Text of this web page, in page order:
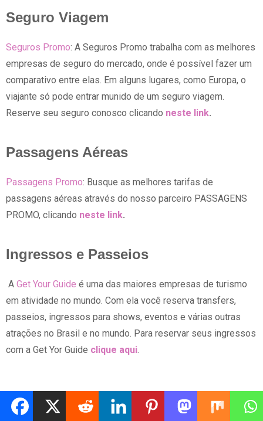
Seguro Viagem
Seguros Promo: A Seguros Promo trabalha com as melhores
empresas de seguro do mercado, onde é possível fazer um
comparativo entre elas. Em alguns lugares, como Europa, o
viajante só pode entrar munido de um seguro viagem.
Reserve seu seguro conosco clicando neste link.
Passagens Aéreas
Passagens Promo: Busque as melhores tarifas de
passagens aéreas através do nosso parceiro PASSAGENS
PROMO, clicando neste link.
Ingressos e Passeios
A Get Your Guide é uma das maiores empresas de turismo
em atividade no mundo. Com ela você reserva transfers,
passeios, ingressos para shows, eventos e várias outras
atrações no Brasil e no mundo. Para reservar seus ingressos
com a Get Yor Guide clique aqui